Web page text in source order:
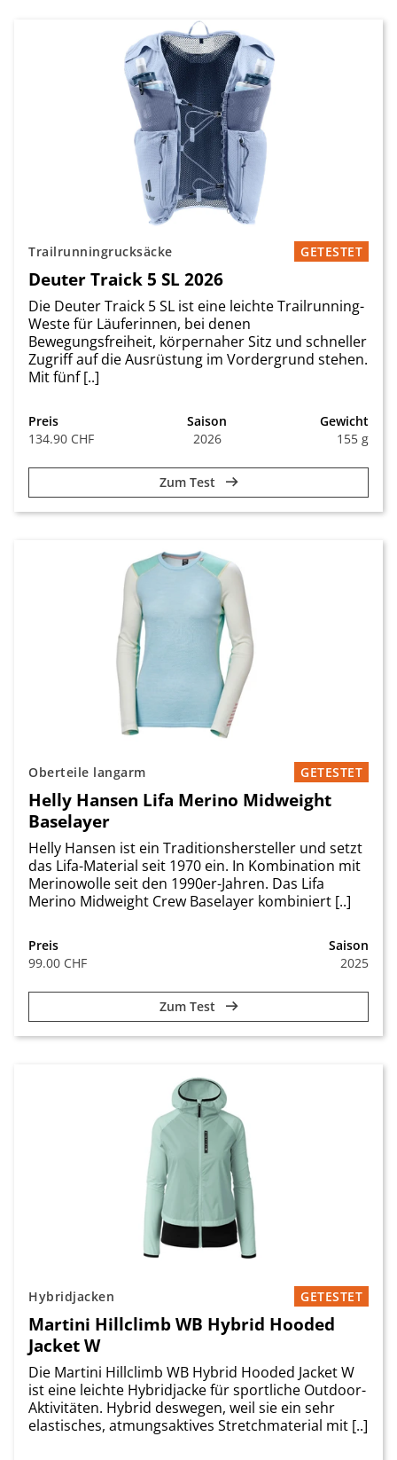
Trailrunningrucksäcke GETESTET
Deuter Traick 5 SL 2026
Die Deuter Traick 5 SL ist eine leichte Trailrunning-
Weste für Läuferinnen, bei denen
Bewegungsfreiheit, körpernaher Sitz und schneller
Zugriff auf die Ausrüstung im Vordergrund stehen.
Mit fünf [..]
Preis
134.90 CHF
Saison
2026
Gewicht
155 g
Zum Test
Oberteile langarm GETESTET
Helly Hansen Lifa Merino Midweight
Baselayer
Helly Hansen ist ein Traditionshersteller und setzt
das Lifa-Material seit 1970 ein. In Kombination mit
Merinowolle seit den 1990er-Jahren. Das Lifa
Merino Midweight Crew Baselayer kombiniert [..]
Preis
99.00 CHF
Saison
2025
Zum Test
Hybridjacken GETESTET
Martini Hillclimb WB Hybrid Hooded
Jacket W
Die Martini Hillclimb WB Hybrid Hooded Jacket W
ist eine leichte Hybridjacke für sportliche Outdoor-
Aktivitäten. Hybrid deswegen, weil sie ein sehr
elastisches, atmungsaktives Stretchmaterial mit [..]